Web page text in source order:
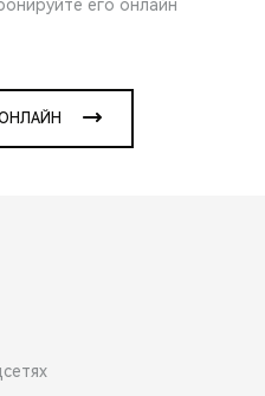
его онлайн